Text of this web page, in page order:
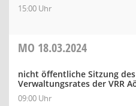
15:00 Uhr
MO 18.03.2024
nicht öffentliche Sitzung
Verwaltungsrates der VRR
09:00 Uhr